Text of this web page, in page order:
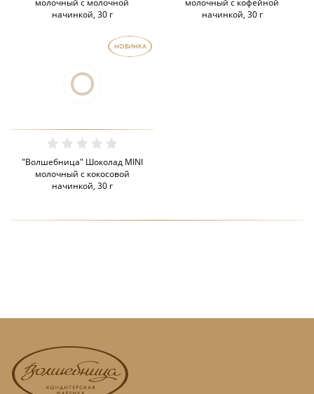
молочный с молочной
начинкой, 30 г
молочный с кофейной
начинкой, 30 г
НОВИНКА
"Волшебница" Шоколад MINI
молочный с кокосовой
начинкой, 30 г